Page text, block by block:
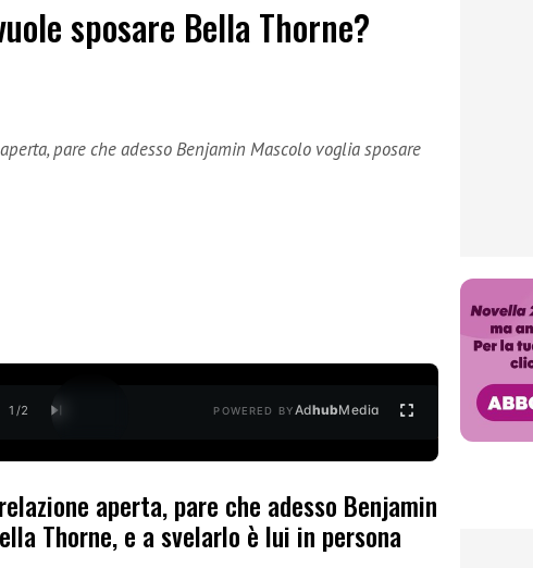
sposare Bella Thorne?
pare che adesso Benjamin Mascolo voglia sposare
1 /2 POWERED BYAdhubMedia
aperta, pare che adesso Benjamin
Thorne, e a svelarlo è lui in persona